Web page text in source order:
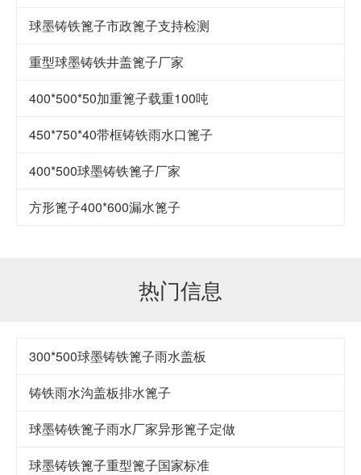
球墨铸铁篦子市政篦子支持检测
重型球墨铸铁井盖篦子厂家
400*500*50加重篦子载重100吨
450*750*40带框铸铁雨水口篦子
400*500球墨铸铁篦子厂家
方形篦子400*600漏水篦子
热门信息
300*500球墨铸铁篦子雨水盖板
铸铁雨水沟盖板排水篦子
球墨铸铁篦子雨水厂家异形篦子定做
球墨铸铁篦子重型篦子国家标准